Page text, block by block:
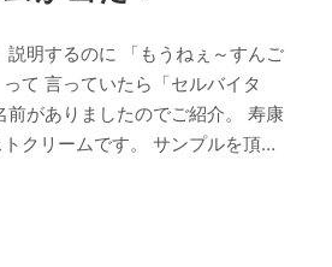
説明するのに 「もうねぇ～すんご
て 言っていたら「セルバイタ
前がありましたのでご紹介。 寿康
クリームです。 サンプルを頂…